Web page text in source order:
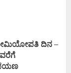
ದಿನ –